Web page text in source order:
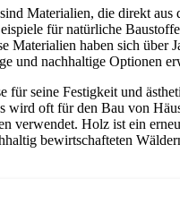
Materialien, die direkt aus
für natürliche
Materialien haben sich über
und nachhaltige Optionen
für seine Festigkeit und
wird oft für den Bau von
verwendet. Holz ist ein
bewirtschafteten